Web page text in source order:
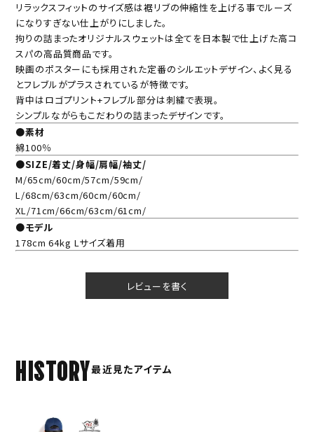
リラックスフィットのサイズ感は裾リブの伸縮性を上げる事でルーズ
になりすぎない仕上がりにしました。
拘りの詰まったオリジナルスウェットは全てを日本製で仕上げた高コ
スパの高品質商品です。
映画のポスターにも採用された定番のシルエットデザイン、よく見る
とフレブルがプラスされているが特徴です。
背中はロゴプリント+フレブル部分は刺繍で表現。
シンプルながらもこだわりの詰まったデザインです。
●素材
綿100％
●SIZE/着丈/身幅/肩幅/袖丈/
M/65cm/60cm/57cm/59cm/
L/68cm/63cm/60cm/60cm/
XL/71cm/66cm/63cm/61cm/
●モデル
178cm 64kg Lサイズ着用
レビューを書く
HISTORY最近見たアイテム